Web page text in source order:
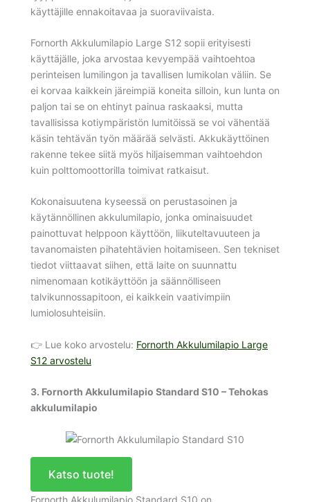
käyttäjille ennakoitavaa ja suoraviivaista.
Fornorth Akkulumilapio Large S12 sopii erityisesti
käyttäjälle, joka arvostaa kevyempää vaihtoehtoa
perinteisen lumilingon ja tavallisen lumikolan väliin. Se
ei korvaa kaikkein järeimpiä koneita silloin, kun lunta on
paljon tai se on ehtinyt painua raskaaksi, mutta
tavallisissa kotiympäristön lumitöissä se voi vähentää
käsin tehtävän työn määrää selvästi. Akkukäyttöinen
rakenne tekee siitä myös hiljaisemman vaihtoehdon
kuin polttomoottorilla toimivat ratkaisut.
Kokonaisuutena kyseessä on perustasoinen ja
käytännöllinen akkulumilapio, jonka ominaisuudet
painottuvat helppoon käyttöön, liikuteltavuuteen ja
tavanomaisten pihatehtävien hoitamiseen. Sen tekniset
tiedot viittaavat siihen, että laite on suunnattu
nimenomaan kotikäyttöön ja säännölliseen
talvikunnossapitoon, ei kaikkein vaativimpiin
lumiolosuhteisiin.
👉 Lue koko arvostelu: Fornorth Akkulumilapio Large
S12 arvostelu
3. Fornorth Akkulumilapio Standard S10 – Tehokas
akkulumilapio
Katso tuote!
Fornorth Akkulumilapio Standard S10 on